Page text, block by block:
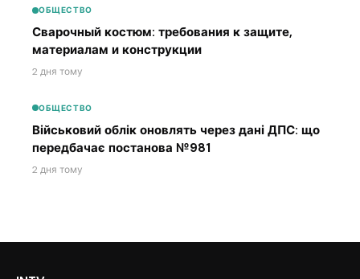
ОБЩЕСТВО
Сварочный костюм: требования к защите,
материалам и конструкции
2 дня тому
ОБЩЕСТВО
Військовий облік оновлять через дані ДПС: що
передбачає постанова №981
2 дня тому